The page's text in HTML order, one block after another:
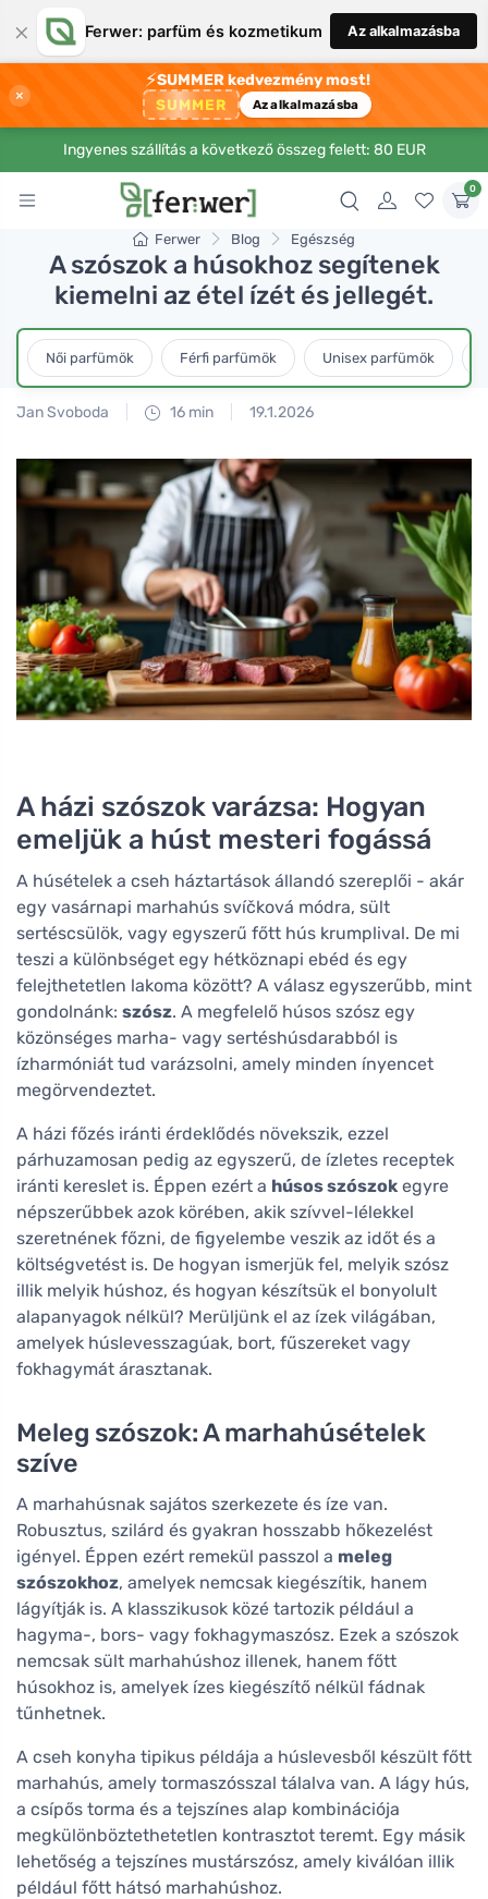
× Ferwer: parfüm és kozmetikum Az alkalmazásba
×
⚡SUMMER kedvezmény most!
SUMMER Az alkalmazásba
Ingyenes szállítás a következő összeg felett: 80 EUR
0
Ferwer Blog Egészség
A szószok a húsokhoz segítenek
kiemelni az étel ízét és jellegét.
Női parfümök Férfi parfümök Unisex parfümök
Jan Svoboda 16 min 19.1.2026
A házi szószok varázsa: Hogyan
emeljük a húst mesteri fogássá
A húsételek a cseh háztartások állandó szereplői - akár
egy vasárnapi marhahús svíčková módra, sült
sertéscsülök, vagy egyszerű főtt hús krumplival. De mi
teszi a különbséget egy hétköznapi ebéd és egy
felejthetetlen lakoma között? A válasz egyszerűbb, mint
gondolnánk: szósz. A megfelelő húsos szósz egy
közönséges marha- vagy sertéshúsdarabból is
ízharmóniát tud varázsolni, amely minden ínyencet
megörvendeztet.
A házi főzés iránti érdeklődés növekszik, ezzel
párhuzamosan pedig az egyszerű, de ízletes receptek
iránti kereslet is. Éppen ezért a húsos szószok egyre
népszerűbbek azok körében, akik szívvel-lélekkel
szeretnének főzni, de figyelembe veszik az időt és a
költségvetést is. De hogyan ismerjük fel, melyik szósz
illik melyik húshoz, és hogyan készítsük el bonyolult
alapanyagok nélkül? Merüljünk el az ízek világában,
amelyek húslevesszagúak, bort, fűszereket vagy
fokhagymát árasztanak.
Meleg szószok: A marhahúsételek
szíve
A marhahúsnak sajátos szerkezete és íze van.
Robusztus, szilárd és gyakran hosszabb hőkezelést
igényel. Éppen ezért remekül passzol a meleg
szószokhoz, amelyek nemcsak kiegészítik, hanem
lágyítják is. A klasszikusok közé tartozik például a
hagyma-, bors- vagy fokhagymaszósz. Ezek a szószok
nemcsak sült marhahúshoz illenek, hanem főtt
húsokhoz is, amelyek ízes kiegészítő nélkül fádnak
tűnhetnek.
A cseh konyha tipikus példája a húslevesből készült főtt
marhahús, amely tormaszósszal tálalva van. A lágy hús,
a csípős torma és a tejszínes alap kombinációja
megkülönböztethetetlen kontrasztot teremt. Egy másik
lehetőség a tejszínes mustárszósz, amely kiválóan illik
például főtt hátsó marhahúshoz.